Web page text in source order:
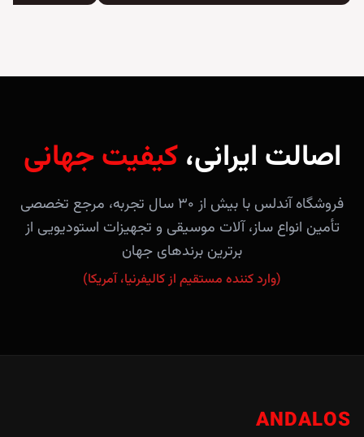
اصالت ایرانی،کیفیت جهانی
فروشگاه آندلس با بیش از ۳۰ سال تجربه، مرجع تخصصی
تأمین انواع ساز، آلات موسیقی و تجهیزات استودیویی از
برترین برندهای جهان
(وارد کننده مستقیم از کالیفرنیا، آمریکا)
ANDALOS